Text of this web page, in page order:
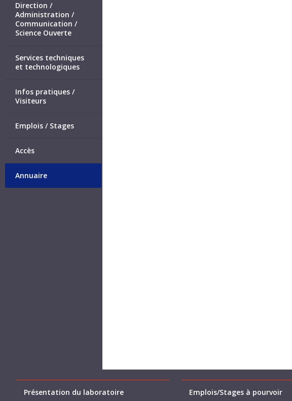
Direction /
Administration /
Communication /
Science Ouverte
Services techniques
et technologiques
Infos pratiques /
Visiteurs
Emplois / Stages
Accès
Annuaire
Présentation du laboratoire Emplois/Stages à pourvoir